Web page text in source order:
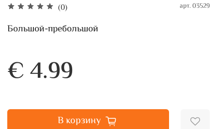
(0) арт.03529
Большой-пребольшой
€ 4.99
В корзину